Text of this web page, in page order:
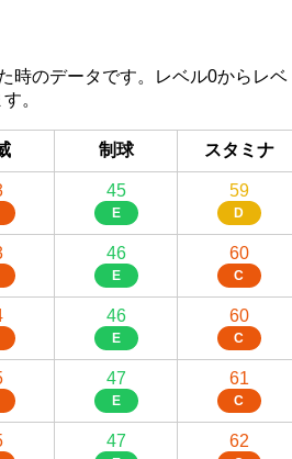
時のデータです。レベル0からレベ
。
制球 スタミナ
45
E
59
D
46
E
60
C
46
E
60
C
47
E
61
C
47 62